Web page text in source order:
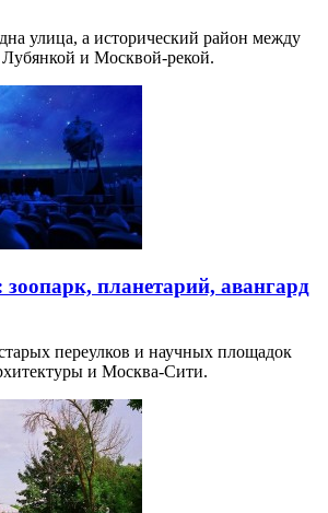
улица, а исторический район между
и Москвой-рекой.
планетарий, авангард
переулков и научных площадок
и Москва-Сити.